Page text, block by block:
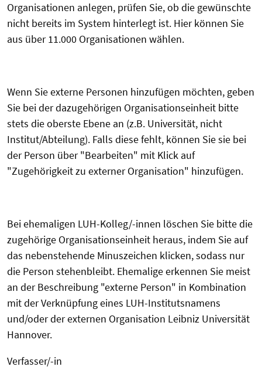
Organisationen anlegen, prüfen Sie, ob die gewünschte
nicht bereits im System hinterlegt ist. Hier können Sie
aus über 11.000 Organisationen wählen.
Wenn Sie externe Personen hinzufügen möchten, geben
Sie bei der dazugehörigen Organisationseinheit bitte
stets die oberste Ebene an (z.B. Universität, nicht
Institut/Abteilung). Falls diese fehlt, können Sie sie bei
der Person über "Bearbeiten" mit Klick auf
"Zugehörigkeit zu externer Organisation" hinzufügen.
Bei ehemaligen LUH-Kolleg/-innen löschen Sie bitte die
zugehörige Organisationseinheit heraus, indem Sie auf
das nebenstehende Minuszeichen klicken, sodass nur
die Person stehenbleibt. Ehemalige erkennen Sie meist
an der Beschreibung "externe Person" in Kombination
mit der Verknüpfung eines LUH-Institutsnamens
und/oder der externen Organisation Leibniz Universität
Hannover.
Verfasser/-in